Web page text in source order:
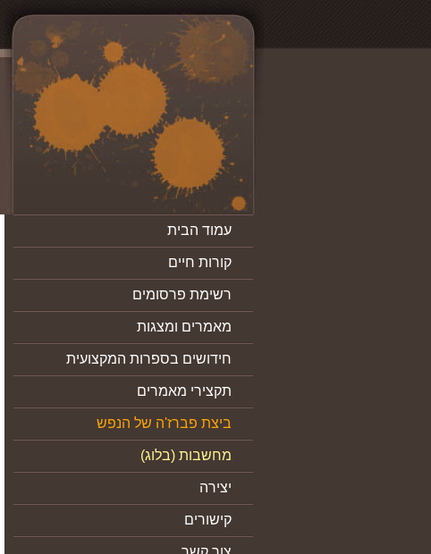
עמוד הבית
קורות חיים
רשימת פרסומים
מאמרים ומצגות
חידושים בספרות המקצועית
תקצירי מאמרים
ביצת פברז'ה של הנפש
מחשבות (בלוג)
יצירה
קישורים